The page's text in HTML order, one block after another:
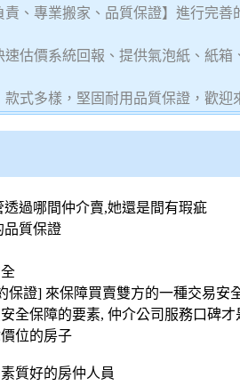
、專業搬家、品質保證】進行完善
估價系統回報、提供氣泡紙、紙箱
式多樣，堅固耐用品質保證，歡迎
過哪間仲介賣,她還是間有瑕疵
品質保證
保證] 來保障買賣雙方的一種交易安
全保障的要素, 仲介公司服務口碑才
位的房子
質好的房仲人員